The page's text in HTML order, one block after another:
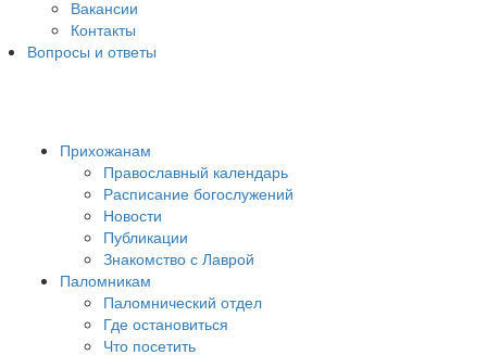
Вакансии
Контакты
Вопросы и ответы
Прихожанам
Православный календарь
Расписание богослужений
Новости
Публикации
Знакомство с Лаврой
Паломникам
Паломнический отдел
Где остановиться
Что посетить